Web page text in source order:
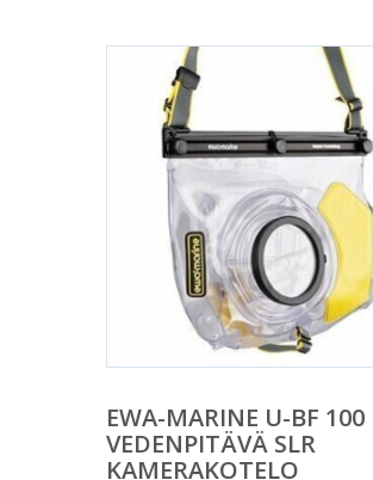
EWA-MARINE U-BF 100
VEDENPITÄVÄ SLR
KAMERAKOTELO